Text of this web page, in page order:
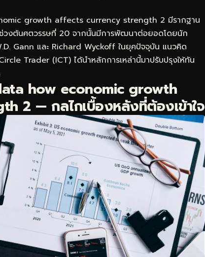
growth affects currency strength 2 มีรากฐาน
งต้นศตวรรษที่ 20 จากนั้นมีการพัฒนาต่อยอดโดยนัก
Gann และ Richard Wyckoff ในยุคปัจจุบัน แนวคิด
Trader (ICT) ได้นำหลักการเหล่านี้มาปรับปรุงให้ทัน
how economic growth
2 — กลไกเบื้องหลังที่ต้องเข้าใจ